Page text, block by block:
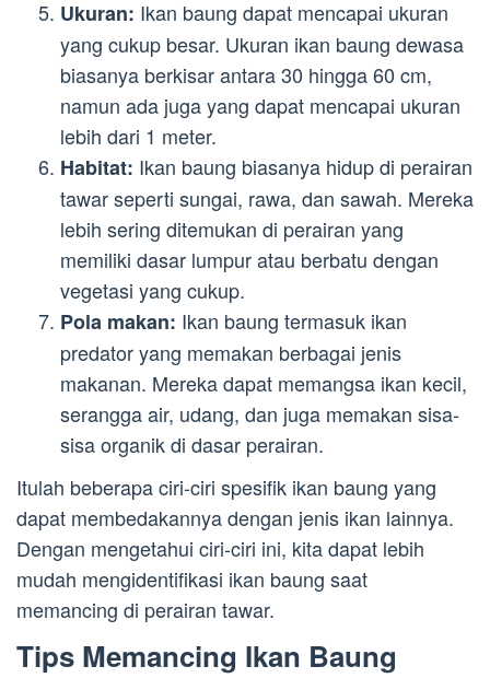
Ukuran: Ikan baung dapat mencapai ukuran
yang cukup besar. Ukuran ikan baung dewasa
biasanya berkisar antara 30 hingga 60 cm,
namun ada juga yang dapat mencapai ukuran
lebih dari 1 meter.
Habitat: Ikan baung biasanya hidup di perairan
tawar seperti sungai, rawa, dan sawah. Mereka
lebih sering ditemukan di perairan yang
memiliki dasar lumpur atau berbatu dengan
vegetasi yang cukup.
Pola makan: Ikan baung termasuk ikan
predator yang memakan berbagai jenis
makanan. Mereka dapat memangsa ikan kecil,
serangga air, udang, dan juga memakan sisa-
sisa organik di dasar perairan.
Itulah beberapa ciri-ciri spesifik ikan baung yang
dapat membedakannya dengan jenis ikan lainnya.
Dengan mengetahui ciri-ciri ini, kita dapat lebih
mudah mengidentifikasi ikan baung saat
memancing di perairan tawar.
Tips Memancing Ikan Baung